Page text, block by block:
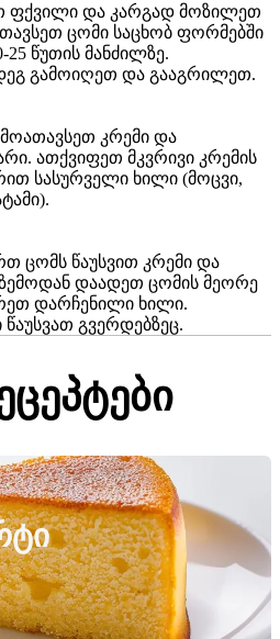
ფქვილი და კარგად მოზილეთ
ცომი საცხობ ფორმებში
წუთის მანძილზე.
გამოიღეთ და გააგრილეთ.
მოათავსეთ კრემი და
ათქვიფეთ მკვრივი კრემის
სასურველი ხილი (მოცვი,
ცომს წაუსვით კრემი და
დაადეთ ცომის მეორე
დარჩენილი ხილი.
გვერდებზეც.